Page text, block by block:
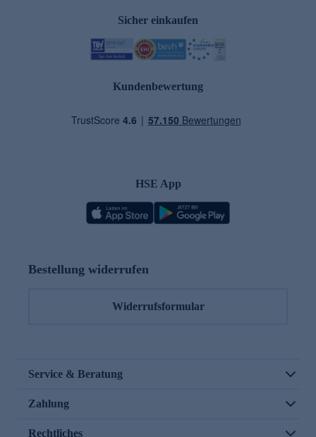
Sicher einkaufen
Kundenbewertung
HSE App
Bestellung widerrufen
Widerrufsformular
Service & Beratung
Zahlung
Rechtliches